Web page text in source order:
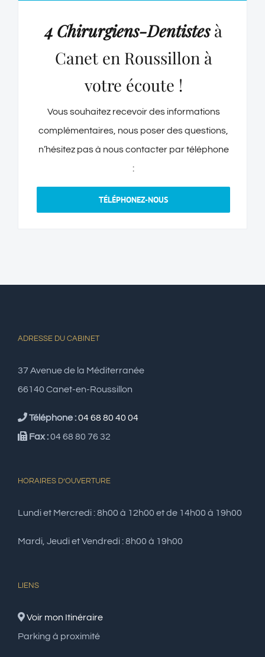
4 Chirurgiens-Dentistesà
Canet en Roussillon à
votre écoute !
Vous souhaitez recevoir des informations
complémentaires, nous poser des questions,
n’hésitez pas à nous contacter par téléphone
:
TÉLÉPHONEZ-NOUS
ADRESSE DU CABINET
37 Avenue de la Méditerranée
66140 Canet-en-Roussillon
Téléphone :04 68 80 40 04
Fax :04 68 80 76 32
HORAIRES D’OUVERTURE
Lundi et Mercredi : 8h00 à 12h00 et de 14h00 à 19h00
Mardi, Jeudi et Vendredi : 8h00 à 19h00
LIENS
Voir mon Itinéraire
Parking à proximité